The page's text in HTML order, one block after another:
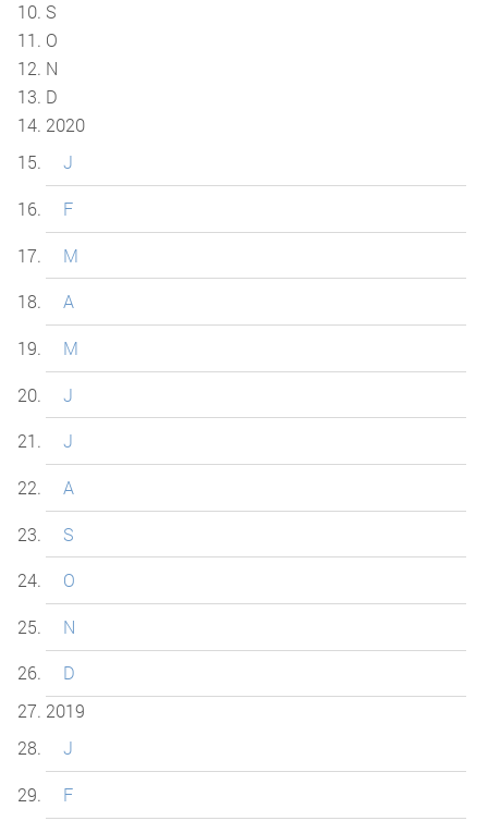
S
O
N
D
2020
J
F
M
A
M
J
J
A
S
O
N
D
2019
J
F